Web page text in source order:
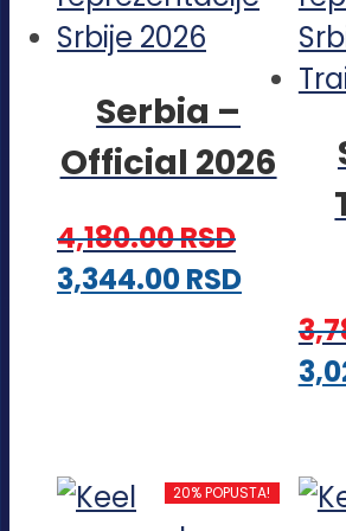
mogu
biti
izabrane
na
stranici
Serbia –
Official 2026
4,180.00RSD
3,344.00RSDOvaj
Opcije
20% POPUSTA!